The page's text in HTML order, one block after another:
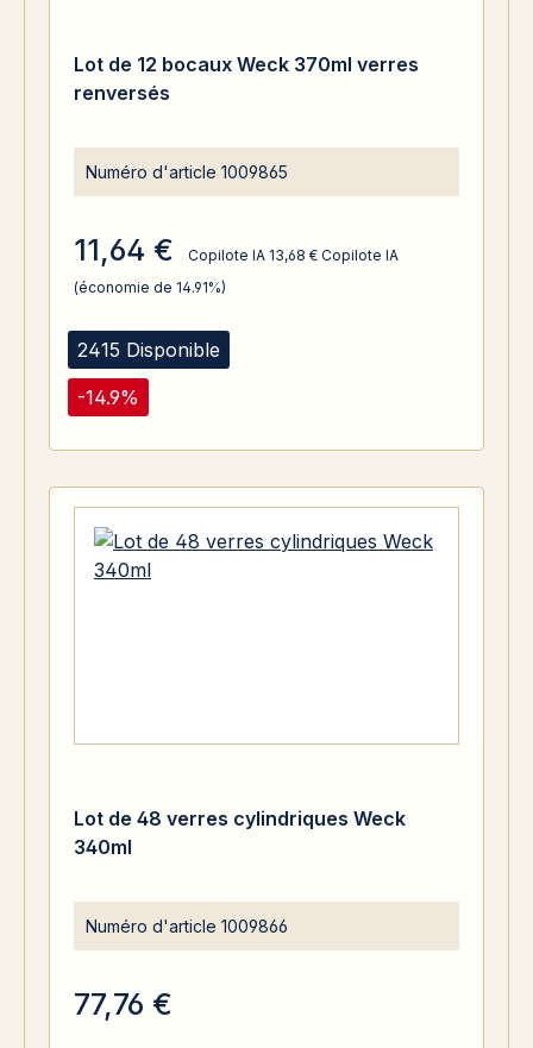
2415 Disponible
-14.9%
Lot de 12 bocaux Weck 370ml verres
renversés
Numéro d'article 1009865
11,64 € Copilote IA 13,68 € Copilote IA
(économie de 14.91%)
Lot de 48 verres cylindriques Weck
340ml
Numéro d'article 1009866
77,76 €